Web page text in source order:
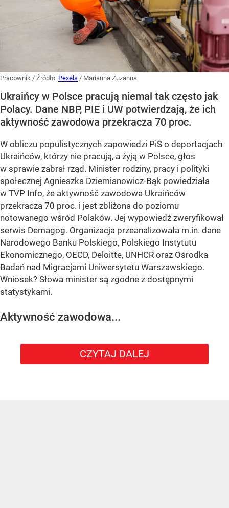
Pracownik / Źródło: Pexels / Marianna Zuzanna
Ukraińcy w Polsce pracują niemal tak często jak
Polacy. Dane NBP, PIE i UW potwierdzają, że ich
aktywność zawodowa przekracza 70 proc.
W obliczu populistycznych zapowiedzi PiS o deportacjach
Ukraińców, którzy nie pracują, a żyją w Polsce, głos
w sprawie zabrał rząd. Minister rodziny, pracy i polityki
społecznej Agnieszka Dziemianowicz-Bąk powiedziała
w TVP Info, że aktywność zawodowa Ukraińców
przekracza 70 proc. i jest zbliżona do poziomu
notowanego wśród Polaków. Jej wypowiedź zweryfikował
serwis Demagog. Organizacja przeanalizowała m.in. dane
Narodowego Banku Polskiego, Polskiego Instytutu
Ekonomicznego, OECD, Deloitte, UNHCR oraz Ośrodka
Badań nad Migracjami Uniwersytetu Warszawskiego.
Wniosek? Słowa minister są zgodne z dostępnymi
statystykami.
Aktywność zawodowa...
CZYTAJ DALEJ